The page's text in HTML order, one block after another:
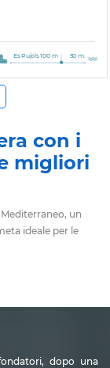
Es Pujols 100 m 50 m.
con i
migliori
un
ideale per le
a portata di
dopo una